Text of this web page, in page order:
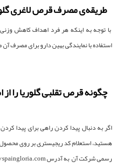
طریقه‌ی مصرف قرص لاغری
با توجه به اینکه هر فرد اهداف کاهش
استفاده با نمایندگی بهین دارو برای مصرف
چگونه قرص تقلبی گلوریا را
اگر به دنبال پیدا کردن راهی برای پیدا
هستید، استعلام کد ریجیستری بر روی
رسمی شرکت آن به آدرس https://spaingloria.com مراجعه کنید.